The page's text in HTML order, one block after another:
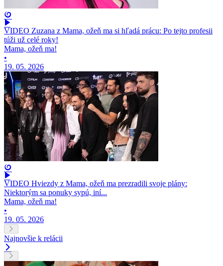
VIDEO Zuzana z Mama, ožeň ma si hľadá prácu: Po tejto profesii
túži už celé roky!
Mama, ožeň ma!
•
19. 05. 2026
VIDEO Hviezdy z Mama, ožeň ma prezradili svoje plány:
Niektorým sa ponuky sypú, iní...
Mama, ožeň ma!
•
19. 05. 2026
Najnovšie k relácii